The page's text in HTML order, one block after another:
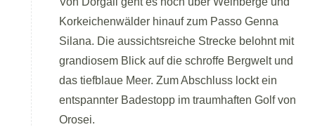
Korkeichenwälder hinauf zum Passo Genna
Silana. Die aussichtsreiche Strecke belohnt mit
grandiosem Blick auf die schroffe Bergwelt und
das tiefblaue Meer. Zum Abschluss lockt ein
entspannter Badestopp im traumhaften Golf von
Orosei.